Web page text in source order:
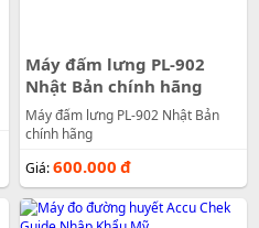
Máy đấm lưng PL-902
Nhật Bản chính hãng
Máy đấm lưng PL-902 Nhật Bản
chính hãng
Giá:600.000 đ